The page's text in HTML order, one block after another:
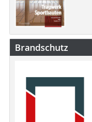
Brandschutz